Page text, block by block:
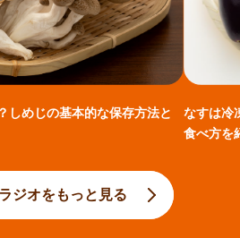
しめじの基本的な保存方法と
なすは冷
食べ方を
ジオをもっと見る